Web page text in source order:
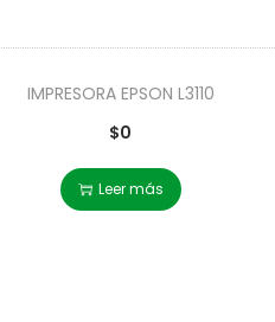
IMPRESORA EPSON L3110
$0
Leer más